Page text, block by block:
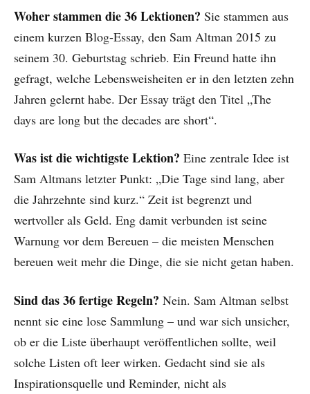
Woher stammen die 36 Lektionen? Sie stammen aus
einem kurzen Blog-Essay, den Sam Altman 2015 zu
seinem 30. Geburtstag schrieb. Ein Freund hatte ihn
gefragt, welche Lebensweisheiten er in den letzten zehn
Jahren gelernt habe. Der Essay trägt den Titel „The
days are long but the decades are short“.
Was ist die wichtigste Lektion? Eine zentrale Idee ist
Sam Altmans letzter Punkt: „Die Tage sind lang, aber
die Jahrzehnte sind kurz.“ Zeit ist begrenzt und
wertvoller als Geld. Eng damit verbunden ist seine
Warnung vor dem Bereuen – die meisten Menschen
bereuen weit mehr die Dinge, die sie nicht getan haben.
Sind das 36 fertige Regeln? Nein. Sam Altman selbst
nennt sie eine lose Sammlung – und war sich unsicher,
ob er die Liste überhaupt veröffentlichen sollte, weil
solche Listen oft leer wirken. Gedacht sind sie als
Inspirationsquelle und Reminder, nicht als